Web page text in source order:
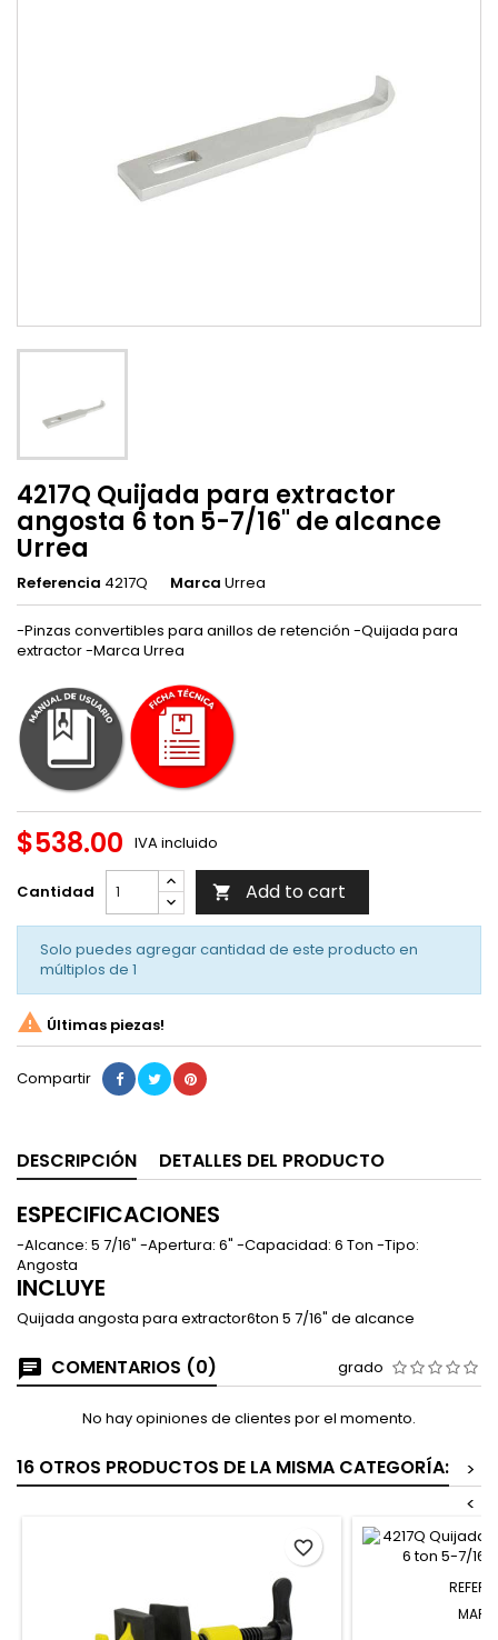
4217Q Quijada para extractor
angosta 6 ton 5-7/16" de alcance
Urrea
Referencia 4217Q Marca Urrea
-Pinzas convertibles para anillos de retención -Quijada para
extractor -Marca Urrea
$538.00 IVA incluido
Cantidad  Add to cart
Solo puedes agregar cantidad de este producto en
múltiplos de 1
 Últimas piezas!
Compartir
DESCRIPCIÓN DETALLES DEL PRODUCTO
ESPECIFICACIONES
-Alcance: 5 7/16" -Apertura: 6" -Capacidad: 6 Ton -Tipo:
Angosta
INCLUYE
Quijada angosta para extractor6ton 5 7/16" de alcance
COMENTARIOS (0) grado
No hay opiniones de clientes por el momento.
16 OTROS PRODUCTOS DE LA MISMA CATEGORÍA:
>
<
favorite_border